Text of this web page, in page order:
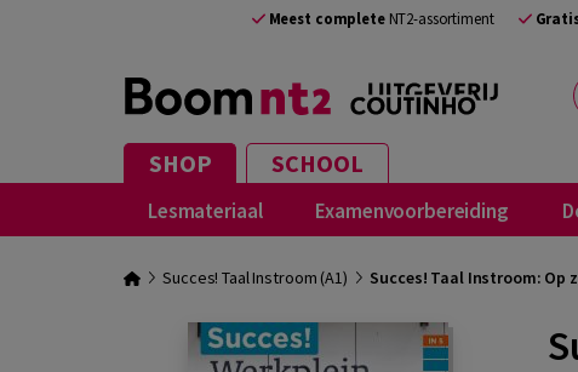
Meest completeNT2-assortiment
SHOP SCHOOL
Lesmateriaal Examenvoorbereiding
Succes! Taal Instroom (A1) Succes! Taal Instroom: Op